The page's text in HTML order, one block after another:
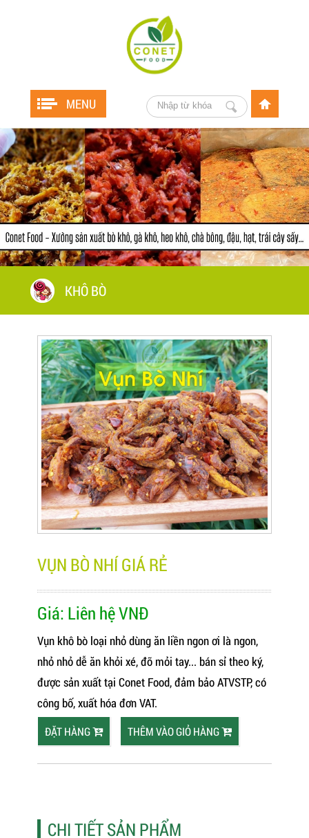
MENU
KHÔ BÒ
VỤN BÒ NHÍ GIÁ RẺ
Giá: Liên hệVNĐ
Vụn khô bò loại nhỏ dùng ăn liền ngon ơi là ngon,
nhỏ nhỏ dễ ăn khỏi xé, đỡ mỏi tay... bán sỉ theo ký,
được sản xuất tại Conet Food, đảm bảo ATVSTP, có
công bố, xuất hóa đơn VAT.
ĐẶT HÀNG THÊM VÀO GIỎ HÀNG
CHI TIẾT SẢN PHẨM